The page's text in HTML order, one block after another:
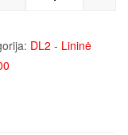
DL2 - Lininė